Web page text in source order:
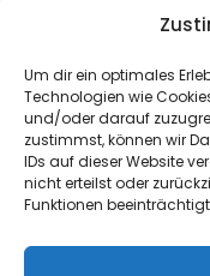
Um dir ein optimales
Technologien wie
und/oder darauf
zustimmst, können wir
IDs auf dieser Website
nicht erteilst oder
Funktionen